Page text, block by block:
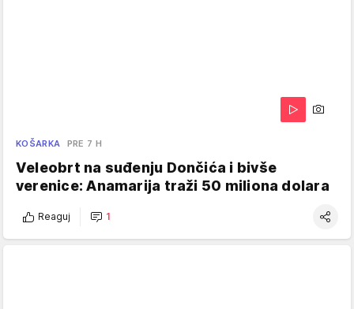
KOŠARKA PRE 7 H
Veleobrt na suđenju Dončića i bivše
verenice: Anamarija traži 50 miliona dolara
Reaguj 1